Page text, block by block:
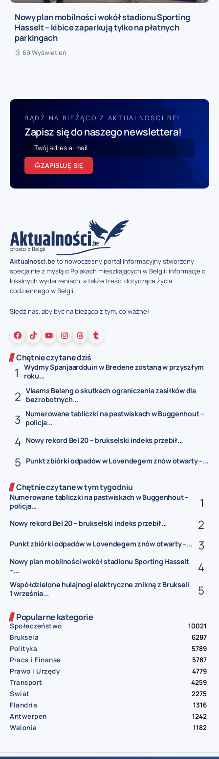
Nowy plan mobilności wokół stadionu Sporting
Hasselt – kibice zaparkują tylko na płatnych
parkingach
69 Wyświetleń
BĄDŹ NA BIEŻĄCO Z AKTUALNOSCI.BE!
Zapisz się do naszego newslettera!
ZAPISUJĘ SIĘ
Aktualnosci.beto nowoczesny portal informacyjny stworzony
specjalnie z myślą o Polakach mieszkających w Belgii: informacje o
lokalnych wydarzeniach, a także treści dotyczące życia
codziennego w Belgii.
Śledź nas, aby być na bieżąco z tym, co ważne!
Chętnie czytane dziś
Wydmy Spanjaardduin w Bredene zostaną w przyszłym
roku...
Vlaams Belang o skutkach ograniczenia zasiłków dla
bezrobotnych...
Numerowane tabliczki na pastwiskach w Buggenhout –
policja...
Nowy rekord Bel 20 – brukselski indeks przebił...
Punkt zbiórki odpadów w Lovendegem znów otwarty –...
Chętnie czytane w tym tygodniu
Numerowane tabliczki na pastwiskach w Buggenhout –
policja...
Nowy rekord Bel 20 – brukselski indeks przebił...
Punkt zbiórki odpadów w Lovendegem znów otwarty –...
Nowy plan mobilności wokół stadionu Sporting Hasselt
–...
Współdzielone hulajnogi elektryczne znikną z Brukseli
1 września...
Popularne kategorie
Społeczeństwo
10021
Bruksela
6287
Polityka
5789
Praca i Finanse
5787
Prawo i Urzędy
4779
Transport
4259
Świat
2275
Flandria
1316
Antwerpen
1242
Walonia
1182